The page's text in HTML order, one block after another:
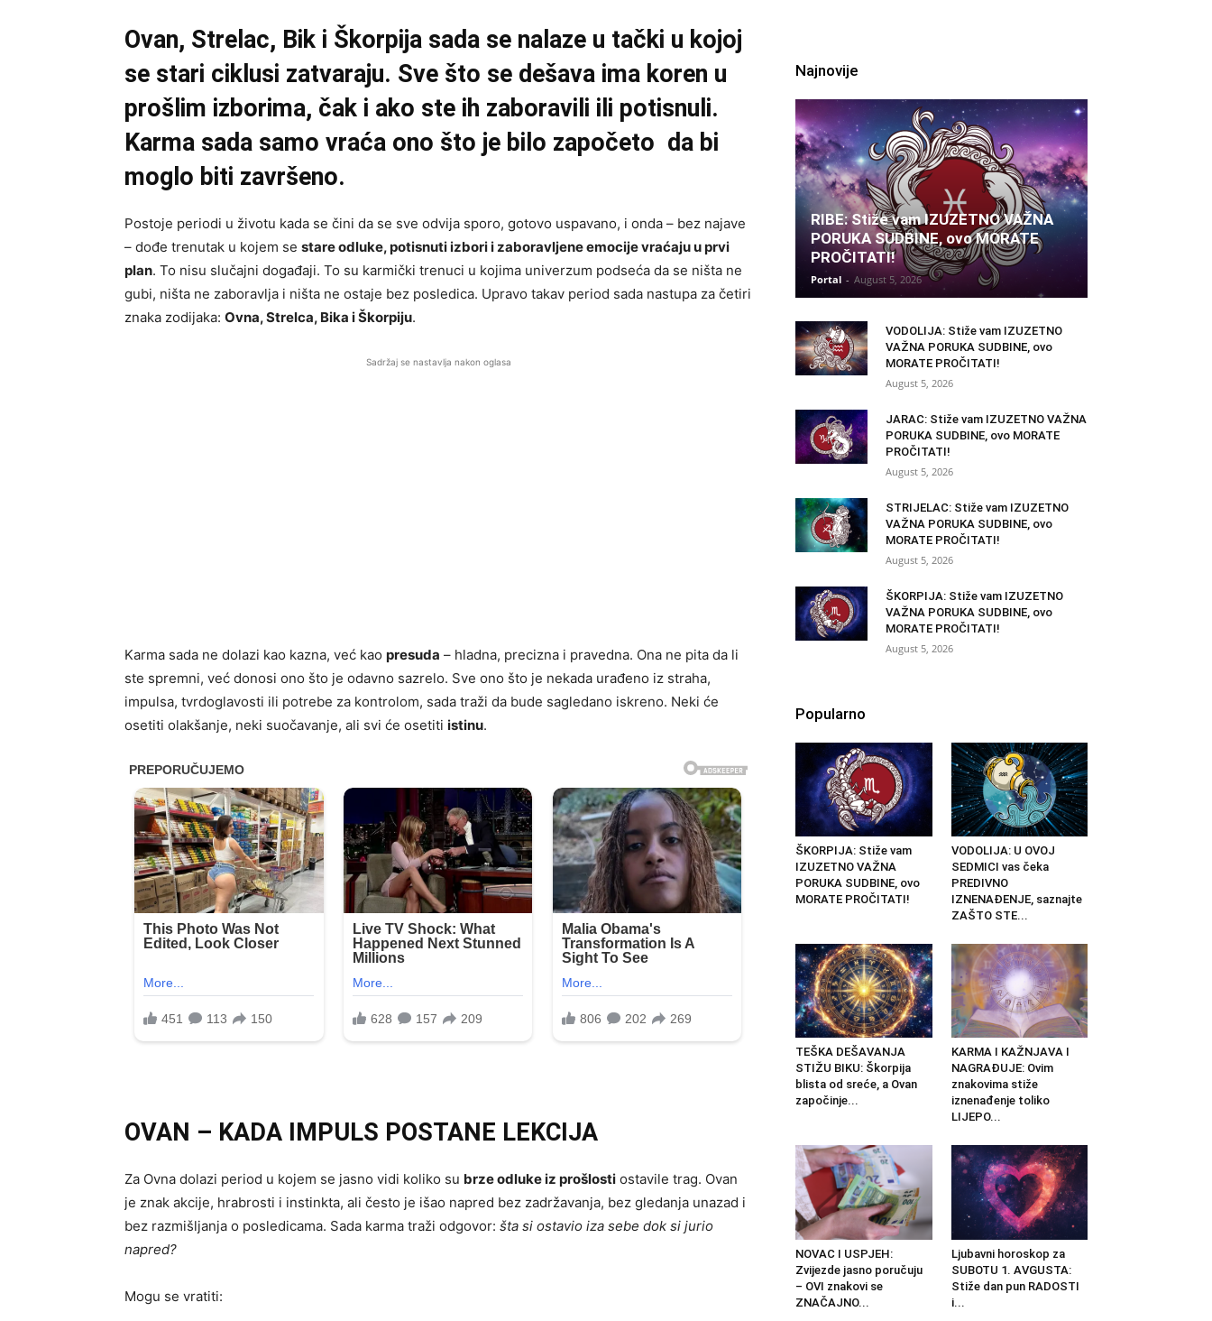
Ovan, Strelac, Bik i Škorpija sada se nalaze u tački u kojoj
se stari ciklusi zatvaraju. Sve što se dešava ima koren u
prošlim izborima, čak i ako ste ih zaboravili ili potisnuli.
Karma sada samo vraća ono što je bilo započeto da bi
moglo biti završeno.
Postoje periodi u životu kada se čini da se sve odvija sporo, gotovo uspavano, i onda – bez najave
– dođe trenutak u kojem se stare odluke, potisnuti izbori i zaboravljene emocije vraćaju u prvi
plan. To nisu slučajni događaji. To su karmički trenuci u kojima univerzum podseća da se ništa ne
gubi, ništa ne zaboravlja i ništa ne ostaje bez posledica. Upravo takav period sada nastupa za četiri
znaka zodijaka: Ovna, Strelca, Bika i Škorpiju.
Sadržaj se nastavlja nakon oglasa
Karma sada ne dolazi kao kazna, već kao presuda – hladna, precizna i pravedna. Ona ne pita da li
ste spremni, već donosi ono što je odavno sazrelo. Sve ono što je nekada urađeno iz straha,
impulsa, tvrdoglavosti ili potrebe za kontrolom, sada traži da bude sagledano iskreno. Neki će
osetiti olakšanje, neki suočavanje, ali svi će osetiti istinu.
OVAN – KADA IMPULS POSTANE LEKCIJA
Za Ovna dolazi period u kojem se jasno vidi koliko su brze odluke iz prošlosti ostavile trag. Ovan
je znak akcije, hrabrosti i instinkta, ali često je išao napred bez zadržavanja, bez gledanja unazad i
bez razmišljanja o posledicama. Sada karma traži odgovor: šta si ostavio iza sebe dok si jurio
napred?
Mogu se vratiti:
Najnovije
RIBE: Stiže vam IZUZETNO VAŽNA
PORUKA SUDBINE, ovo MORATE
PROČITATI!
Portal - August 5, 2026
VODOLIJA: Stiže vam IZUZETNO
VAŽNA PORUKA SUDBINE, ovo
MORATE PROČITATI!
August 5, 2026
JARAC: Stiže vam IZUZETNO VAŽNA
PORUKA SUDBINE, ovo MORATE
PROČITATI!
August 5, 2026
STRIJELAC: Stiže vam IZUZETNO
VAŽNA PORUKA SUDBINE, ovo
MORATE PROČITATI!
August 5, 2026
ŠKORPIJA: Stiže vam IZUZETNO
VAŽNA PORUKA SUDBINE, ovo
MORATE PROČITATI!
August 5, 2026
Popularno
ŠKORPIJA: Stiže vam
IZUZETNO VAŽNA
PORUKA SUDBINE, ovo
MORATE PROČITATI!
VODOLIJA: U OVOJ
SEDMICI vas čeka
PREDIVNO
IZNENAĐENJE, saznajte
ZAŠTO STE...
TEŠKA DEŠAVANJA
STIŽU BIKU: Škorpija
blista od sreće, a Ovan
započinje...
KARMA I KAŽNJAVA I
NAGRAĐUJE: Ovim
znakovima stiže
iznenađenje toliko
LIJEPO...
NOVAC I USPJEH:
Zvijezde jasno poručuju
– OVI znakovi se
ZNAČAJNO...
Ljubavni horoskop za
SUBOTU 1. AVGUSTA:
Stiže dan pun RADOSTI
i...